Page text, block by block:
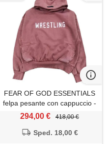
FEAR OF GOD ESSENTIALS
felpa pesante con cappuccio -
rosso
294,00 € 418,00 €
Sped. 18,00 €